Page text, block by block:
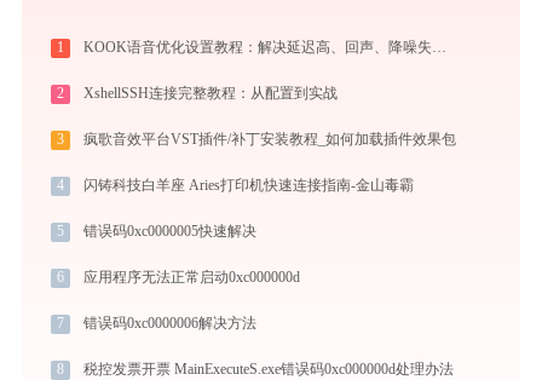
1 KOOK语音优化设置教程：解决延迟高、回声、降噪失效问题
2 XshellSSH连接完整教程：从配置到实战
3 疯歌音效平台VST插件/补丁安装教程_如何加载插件效果包
4 闪铸科技白羊座 Aries打印机快速连接指南-金山毒霸
5 错误码0xc0000005快速解决
6 应用程序无法正常启动0xc000000d
7 错误码0xc0000006解决方法
8 税控发票开票 MainExecuteS.exe错误码0xc000000d处理办法